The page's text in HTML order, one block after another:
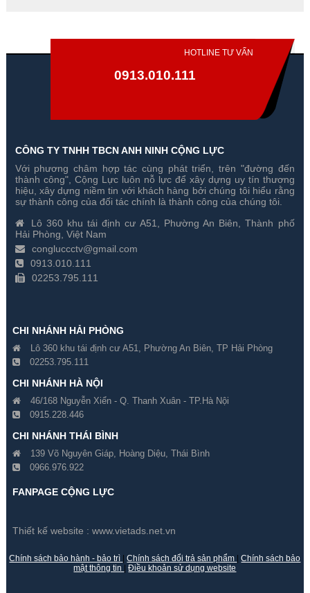
Bàn Điều Khiển PTZ IP
Samsung SPC-2000
Gía hãng : 20,621,000₫
14,434,700₫
Ống Kính Samsung SLA-
M2890PN
Gía hãng : 6,248,000₫
4,373,600₫
Ống Kính Samsung SLA-
Gía hãng : 5,857,000₫
4,099,900₫
HOTLINE TƯ VẤN
0913.010.111
CÔNG TY TNHH TBCN ANH NINH CỘNG LỰC
Với phương châm hợp tác cùng phát triển, trên "đường đến
thành công", Cộng Lực luôn nỗ lực để xây dựng uy tín thương
hiệu, xây dựng niềm tin với khách hàng bởi chúng tôi hiểu rằng
sự thành công của đối tác chính là thành công của chúng tôi.
Lô 360 khu tái định cư A51, Phường An Biên, Thành phố
Hải Phòng, Việt Nam
congluccctv@gmail.com
0913.010.111
02253.795.111
CHI NHÁNH HẢI PHÒNG
Lô 360 khu tái định cư A51, Phường An Biên, TP Hải Phòng
02253.795.111
CHI NHÁNH HÀ NỘI
46/168 Nguyễn Xiển - Q. Thanh Xuân - TP.Hà Nội
0915.228.446
CHI NHÁNH THÁI BÌNH
139 Võ Nguyên Giáp, Hoàng Diệu, Thái Bình
0966.976.922
FANPAGE CỘNG LỰC
Thiết kế website : www.vietads.net.vn
Chính sách bảo hành - bảo trì Chính sách đổi trả sản phẩm
Chính sách bảo
mật thông tin
Điều khoản sử dụng website